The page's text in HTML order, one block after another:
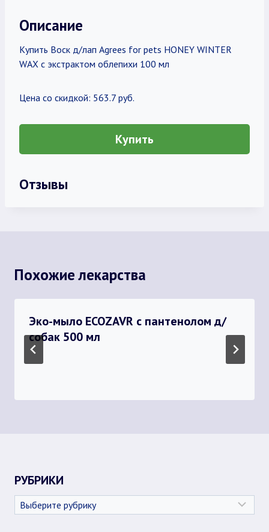
Описание
Купить Воск д/лап Agrees for pets HONEY WINTER
WAX c экстрактом облепихи 100 мл
Цена со скидкой: 563.7 руб.
Купить
Отзывы
Похожие лекарства
Эко-мыло ECOZAVR с пантенолом д/
собак 500 мл
РУБРИКИ
Рубрики